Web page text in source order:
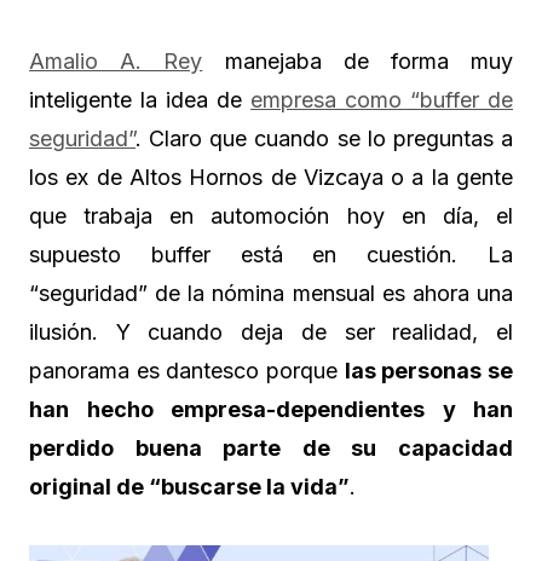
Amalio A. Rey manejaba de forma muy
inteligente la idea de empresa como “buffer de
seguridad”. Claro que cuando se lo preguntas a
los ex de Altos Hornos de Vizcaya o a la gente
que trabaja en automoción hoy en día, el
supuesto buffer está en cuestión. La
“seguridad” de la nómina mensual es ahora una
ilusión. Y cuando deja de ser realidad, el
panorama es dantesco porque las personas se
han hecho empresa-dependientes y han
perdido buena parte de su capacidad
original de “buscarse la vida”.